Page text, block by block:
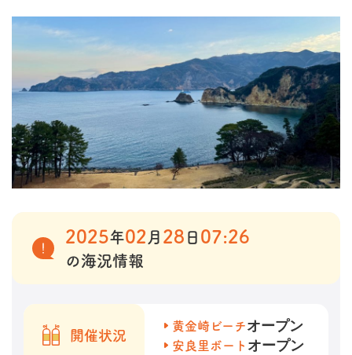
2025年02 月 28 日 07:26
の海況情報
開催状況
黄金崎ビーチオープン
安良里ボート オープン